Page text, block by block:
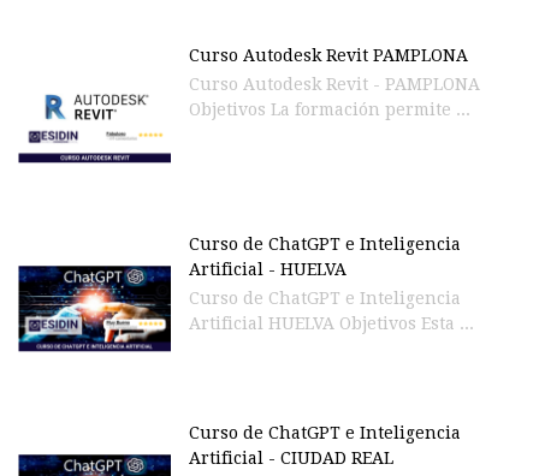
Curso Autodesk Revit PAMPLONA
Curso Autodesk Revit - PAMPLONA
Objetivos La formación permite ...
Curso de ChatGPT e Inteligencia
Artificial - HUELVA
Curso de ChatGPT e Inteligencia
Artificial HUELVA Objetivos Esta ...
Curso de ChatGPT e Inteligencia
Artificial - CIUDAD REAL